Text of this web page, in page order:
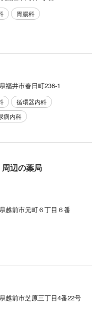
胃腸科
福井市春日町236-1
循環器内科
病内科
辺の薬局
越前市元町６丁目６番
越前市芝原三丁目4番22号